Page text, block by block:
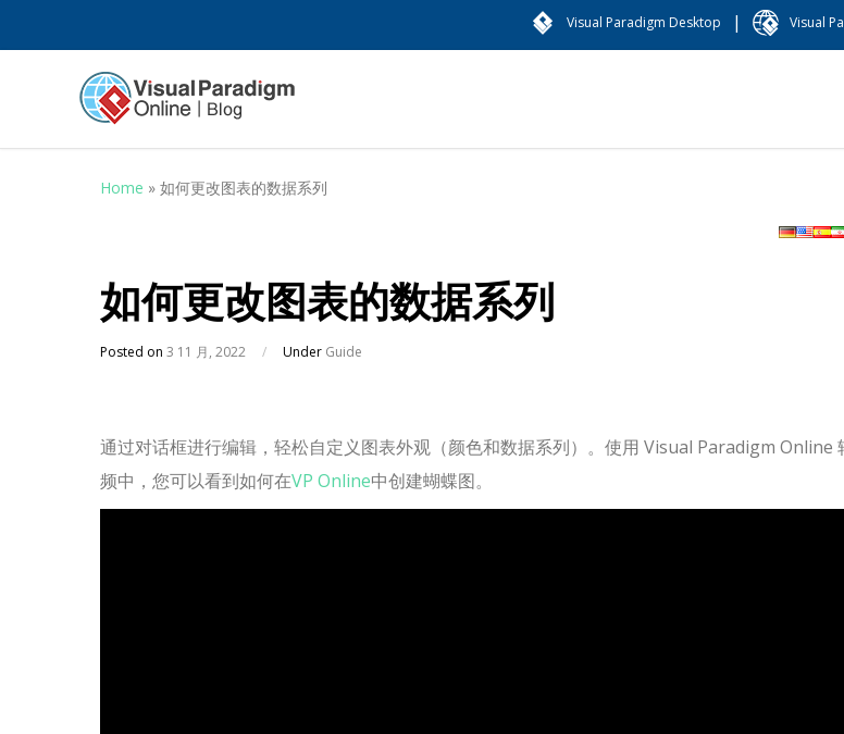
Visual Paradigm Desktop | Visual
Home » 如何更改图表的数据系列
如何更改图表的数据系列
Posted on 3 11 月, 2022 / Under Guide
通过对话框进行编辑，轻松自定义图表外观（颜色和数据系列）。使用 Visual Paradigm Online
频中，您可以看到如何在VP Online中创建蝴蝶图。